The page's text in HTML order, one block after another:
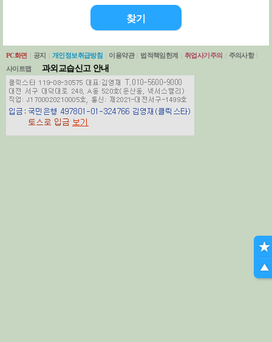
PC화면 공지 개인정보취급방침 이용약관 법적책임한계 취업사기주의 주의사항
사이트맵
과외교습신고 안내